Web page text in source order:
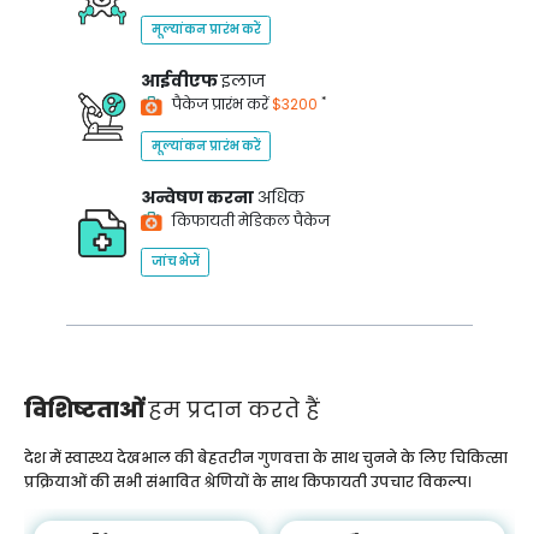
मूल्यांकन प्रारंभ करें
आईवीएफइलाज
पैकेज प्रारंभ करें$3200 *
मूल्यांकन प्रारंभ करें
अन्वेषण करना अधिक
किफायती मेडिकल पैकेज
जांच भेजें
विशिष्टताओंहम प्रदान करते हैं
देश में स्वास्थ्य देखभाल की बेहतरीन गुणवत्ता के साथ चुनने के लिए चिकित्सा
प्रक्रियाओं की सभी संभावित श्रेणियों के साथ किफायती उपचार विकल्प।